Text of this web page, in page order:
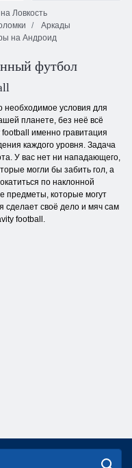
Ловкость
Аркады
на Андроид
футбол
необходимое условия для
планете, без неё всё
именно гравитация
каждого уровня. Задача
У вас нет ни нападающего,
могли бы забить гол, а
по наклонной
предметы, которые могут
сделает своё дело и мяч сам
football.